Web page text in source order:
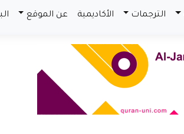
الترجمات الأكاديمية عن الموقع